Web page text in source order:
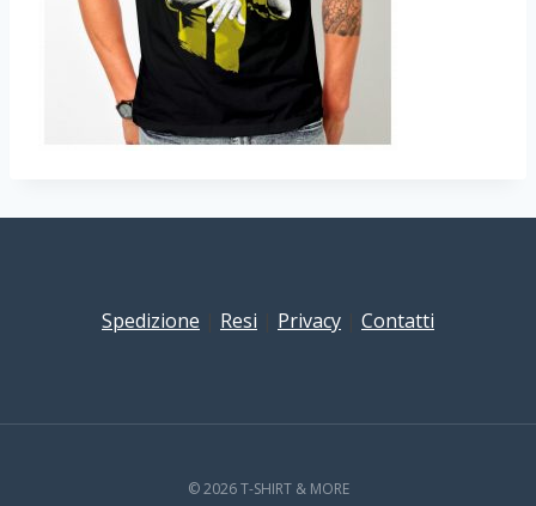
Spedizione Resi Privacy Contatti
© 2026 T-SHIRT & MORE